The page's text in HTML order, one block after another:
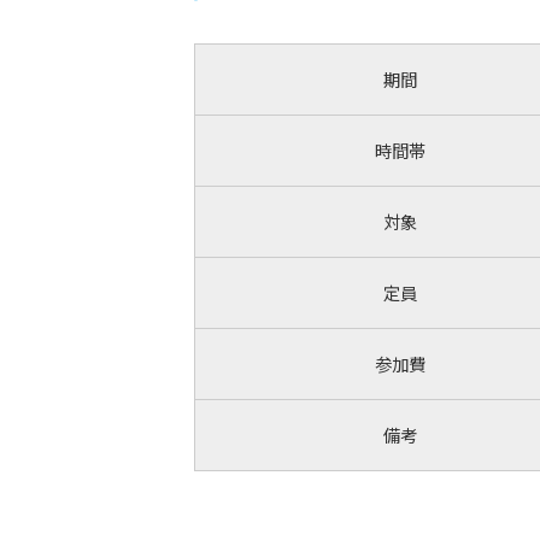
期間
時間帯
対象
定員
参加費
備考